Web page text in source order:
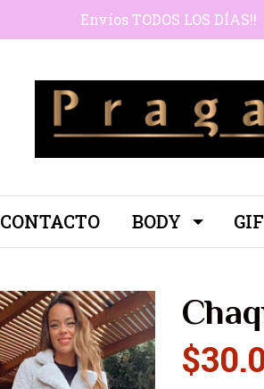
Envíos TODOS LOS DÍAS!!
CONTACTO BODY